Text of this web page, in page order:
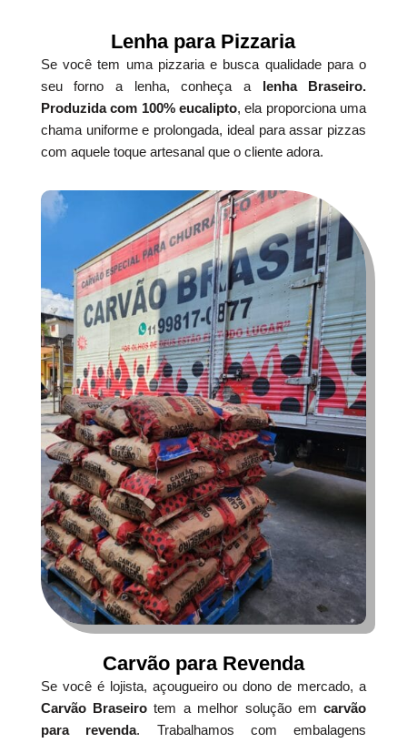
Lenha para Pizzaria
Se você tem uma pizzaria e busca qualidade para o
seu forno a lenha, conheça a lenha Braseiro.
Produzida com 100% eucalipto, ela proporciona uma
chama uniforme e prolongada, ideal para assar pizzas
com aquele toque artesanal que o cliente adora.
Carvão para Revenda
Se você é lojista, açougueiro ou dono de mercado, a
Carvão Braseiro tem a melhor solução emcarvão
para revenda. Trabalhamos com embalagens